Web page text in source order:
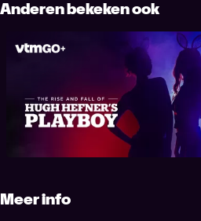
Anderen bekeken ook
Het Playboy imperium
Meer info